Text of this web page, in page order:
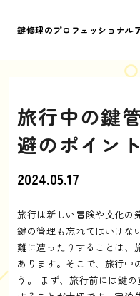
鍵修理のプロフェッショナル
旅行中の鍵
避のポイント
2024.05.17
旅行は新しい冒険や文化の
鍵の管理も忘れてはいけな
難に遭ったりすることは、
あります。そこで、旅行中
う。 まず、旅行前には鍵